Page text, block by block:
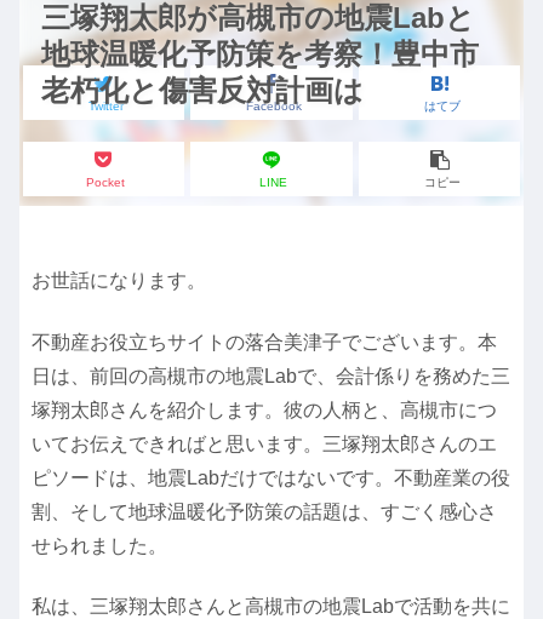
三塚翔太郎が高槻市の地震Labと
地球温暖化予防策を考察！豊中市
老朽化と傷害反対計画は
Twitter Facebook はてブ
Pocket LINE コピー
お世話になります。
不動産お役立ちサイトの落合美津子でございます。本
日は、前回の高槻市の地震Labで、会計係りを務めた三
塚翔太郎さんを紹介します。彼の人柄と、高槻市につ
いてお伝えできればと思います。三塚翔太郎さんのエ
ピソードは、地震Labだけではないです。不動産業の役
割、そして地球温暖化予防策の話題は、すごく感心さ
せられました。
私は、三塚翔太郎さんと高槻市の地震Labで活動を共に